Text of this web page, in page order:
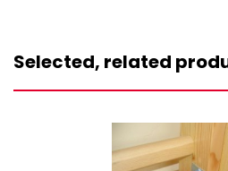
Selected, related